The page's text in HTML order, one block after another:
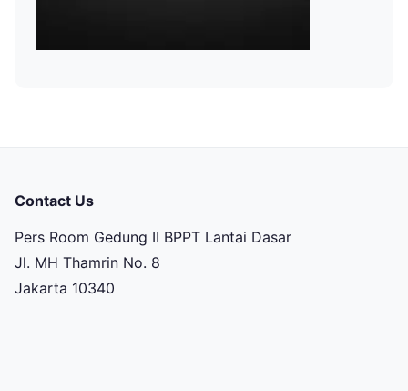
Contact Us
Pers Room Gedung II BPPT Lantai Dasar
Jl. MH Thamrin No. 8
Jakarta 10340